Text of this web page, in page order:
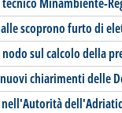
scoprono furto di
sul calcolo della
chiarimenti delle